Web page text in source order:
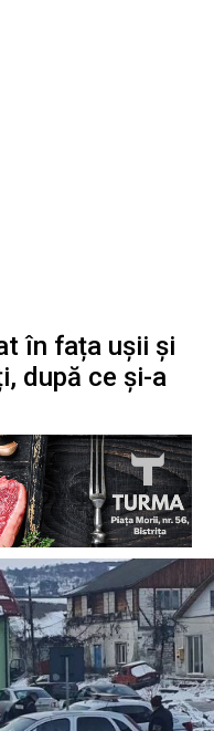
în fața ușii și
după ce și-a